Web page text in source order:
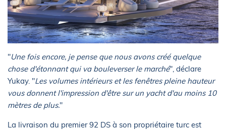
"Une fois encore, je pense que nous avons créé quelque
chose d'étonnant qui va bouleverser le marché", déclare
Yukay. "Les volumes intérieurs et les fenêtres pleine hauteur
vous donnent l'impression d'être sur un yacht d'au moins 10
mètres de plus."
La livraison du premier 92 DS à son propriétaire turc est